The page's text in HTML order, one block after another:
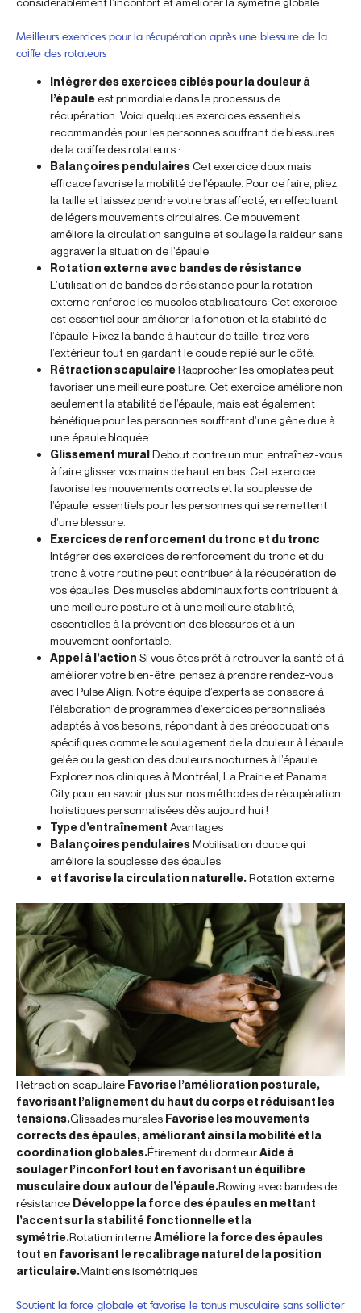
Meilleurs exercices pour la récupération après une blessure de la
coiffe des rotateurs
Intégrer des exercices ciblés pour la douleur à
l’épauleest primordiale dans le processus de
récupération. Voici quelques exercices essentiels
recommandés pour les personnes souffrant de blessures
de la coiffe des rotateurs :
Balançoires pendulairesCet exercice doux mais
efficace favorise la mobilité de l’épaule. Pour ce faire, pliez
la taille et laissez pendre votre bras affecté, en effectuant
de légers mouvements circulaires. Ce mouvement
améliore la circulation sanguine et soulage la raideur sans
aggraver la situation de l’épaule.
Rotation externe avec bandes de résistance
L’utilisation de bandes de résistance pour la rotation
externe renforce les muscles stabilisateurs. Cet exercice
est essentiel pour améliorer la fonction et la stabilité de
l’épaule. Fixez la bande à hauteur de taille, tirez vers
l’extérieur tout en gardant le coude replié sur le côté.
Rétraction scapulaireRapprocher les omoplates peut
favoriser une meilleure posture. Cet exercice améliore non
seulement la stabilité de l’épaule, mais est également
bénéfique pour les personnes souffrant d’une gêne due à
une épaule bloquée.
Glissement mural Debout contre un mur, entraînez-vous
à faire glisser vos mains de haut en bas. Cet exercice
favorise les mouvements corrects et la souplesse de
l’épaule, essentiels pour les personnes qui se remettent
d’une blessure.
Exercices de renforcement du tronc et du tronc
Intégrer des exercices de renforcement du tronc et du
tronc à votre routine peut contribuer à la récupération de
vos épaules. Des muscles abdominaux forts contribuent à
une meilleure posture et à une meilleure stabilité,
essentielles à la prévention des blessures et à un
mouvement confortable.
Appel à l’action Si vous êtes prêt à retrouver la santé et à
améliorer votre bien-être, pensez à prendre rendez-vous
avec Pulse Align. Notre équipe d’experts se consacre à
l’élaboration de programmes d’exercices personnalisés
adaptés à vos besoins, répondant à des préoccupations
spécifiques comme le soulagement de la douleur à l’épaule
gelée ou la gestion des douleurs nocturnes à l’épaule.
Explorez nos cliniques à Montréal, La Prairie et Panama
City pour en savoir plus sur nos méthodes de récupération
holistiques personnalisées dès aujourd’hui !
Type d’entraînement Avantages
Balançoires pendulairesMobilisation douce qui
améliore la souplesse des épaules
et favorise la circulation naturelle.Rotation externe
Rétraction scapulaire Favorise l’amélioration posturale,
favorisant l’alignement du haut du corps et réduisant les
tensions.Glissades murales Favorise les mouvements
corrects des épaules, améliorant ainsi la mobilité et la
coordination globales.Étirement du dormeurAide à
soulager l’inconfort tout en favorisant un équilibre
musculaire doux autour de l’épaule.Rowing avec bandes de
résistance Développe la force des épaules en mettant
l’accent sur la stabilité fonctionnelle et la
symétrie.Rotation interneAméliore la force des épaules
tout en favorisant le recalibrage naturel de la position
articulaire.Maintiens isométriques
Soutient la force globale et favorise le tonus musculaire sans solliciter